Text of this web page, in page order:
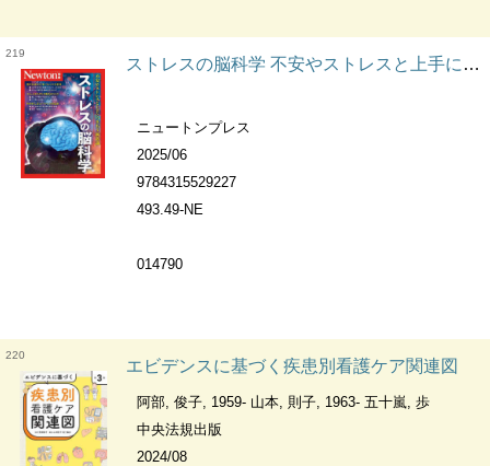
219
ストレスの脳科学 不安やストレスと上手につきあう新常識 ニュートンムック. 『Newton』別冊
ニュートンプレス
2025/06
9784315529227
493.49-NE
014790
220
エビデンスに基づく疾患別看護ケア関連図
阿部, 俊子, 1959- 山本, 則子, 1963- 五十嵐, 歩
中央法規出版
2024/08